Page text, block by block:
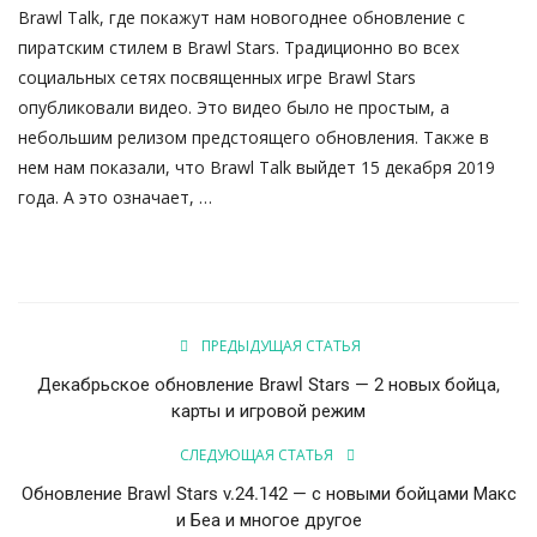
Brawl Talk, где покажут нам новогоднее обновление с
пиратским стилем в Brawl Stars. Традиционно во всех
социальных сетях посвященных игре Brawl Stars
опубликовали видео. Это видео было не простым, а
небольшим релизом предстоящего обновления. Также в
нем нам показали, что Brawl Talk выйдет 15 декабря 2019
года. А это означает, …
ПРЕДЫДУЩАЯ СТАТЬЯ
Декабрьское обновление Brawl Stars — 2 новых бойца,
карты и игровой режим
СЛЕДУЮЩАЯ СТАТЬЯ
Обновление Brawl Stars v.24.142 — с новыми бойцами Макс
и Беа и многое другое